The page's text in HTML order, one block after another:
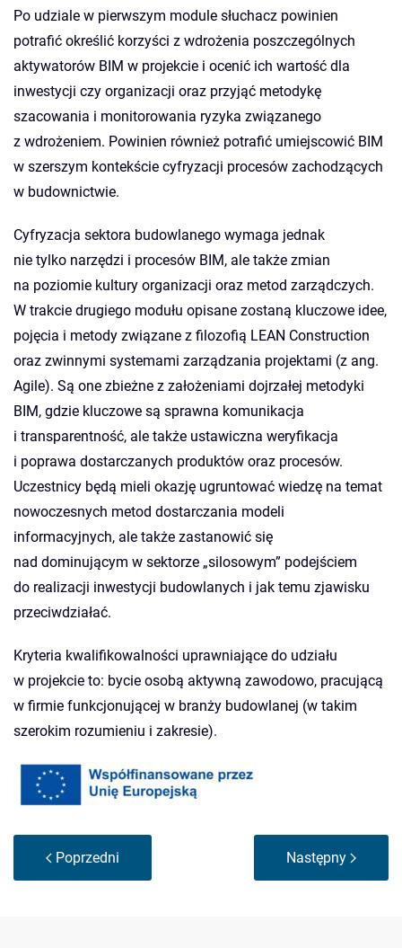
Po udziale w pierwszym module słuchacz powinien
potrafić określić korzyści z wdrożenia poszczególnych
aktywatorów BIM w projekcie i ocenić ich wartość dla
inwestycji czy organizacji oraz przyjąć metodykę
szacowania i monitorowania ryzyka związanego
z wdrożeniem. Powinien również potrafić umiejscowić BIM
w szerszym kontekście cyfryzacji procesów zachodzących
w budownictwie.
Cyfryzacja sektora budowlanego wymaga jednak
nie tylko narzędzi i procesów BIM, ale także zmian
na poziomie kultury organizacji oraz metod zarządczych.
W trakcie drugiego modułu opisane zostaną kluczowe idee,
pojęcia i metody związane z filozofią LEAN Construction
oraz zwinnymi systemami zarządzania projektami (z ang.
Agile). Są one zbieżne z założeniami dojrzałej metodyki
BIM, gdzie kluczowe są sprawna komunikacja
i transparentność, ale także ustawiczna weryfikacja
i poprawa dostarczanych produktów oraz procesów.
Uczestnicy będą mieli okazję ugruntować wiedzę na temat
nowoczesnych metod dostarczania modeli
informacyjnych, ale także zastanowić się
nad dominującym w sektorze „silosowym” podejściem
do realizacji inwestycji budowlanych i jak temu zjawisku
przeciwdziałać.
Kryteria kwalifikowalności uprawniające do udziału
w projekcie to: bycie osobą aktywną zawodowo, pracującą
w firmie funkcjonującej w branży budowlanej (w takim
szerokim rozumieniu i zakresie).
Poprzedni Następny